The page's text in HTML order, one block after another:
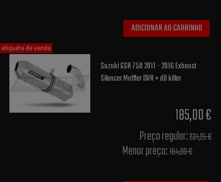
ADICIONAR AO CARRINHO
Suzuki GSR 750 2011 - 2016 Exhaust
Silencer Muffler OVR + dB killer
185,00 €
Preço regular:231,25 €
Menor preço:184,00 €
etiqueta de venda